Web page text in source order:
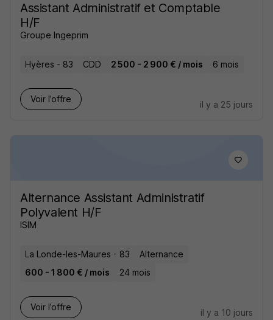
Assistant Administratif et Comptable
H/F
Groupe Ingeprim
Hyères - 83 CDD 2 500 - 2 900 € / mois 6 mois
Voir l’offre
il y a 25 jours
Alternance Assistant Administratif
Polyvalent H/F
ISIM
La Londe-les-Maures - 83
Alternance
600 - 1 800 € / mois
24 mois
Voir l’offre
il y a 10 jours